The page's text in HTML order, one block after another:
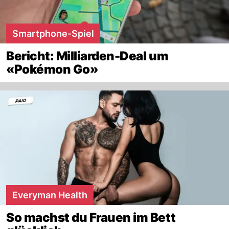
Smartphone-Spiel
Bericht: Milliarden-Deal um
«Pokémon Go»
Everyman Health
So machst du Frauen im Bett